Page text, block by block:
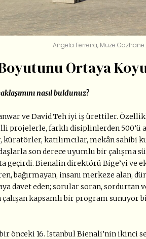
Angela Ferreira, Müze
Ortaya
nasıl buldunuz?
ve David Teh iyi iş ürettiler.
projelerle, farklı disiplinlerden 500’ü
katılımcılar, mekân sahibi
son derece uyumlu bir çalışma
geçirdi. Bienalin direktörü Bige’yi ve
bağırmayan, insanı merkeze alan,
davet eden; sorular soran, sordurtan
kapsamlı bir program sunuyor
önceki 16. İstanbul Bienali’nin ikinci